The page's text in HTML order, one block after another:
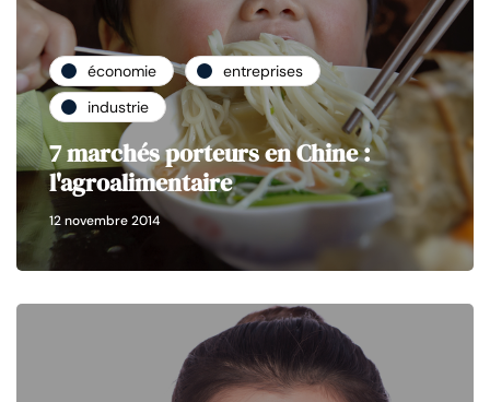
économie
entreprises
industrie
7 marchés porteurs en Chine :
l'agroalimentaire
12 novembre 2014